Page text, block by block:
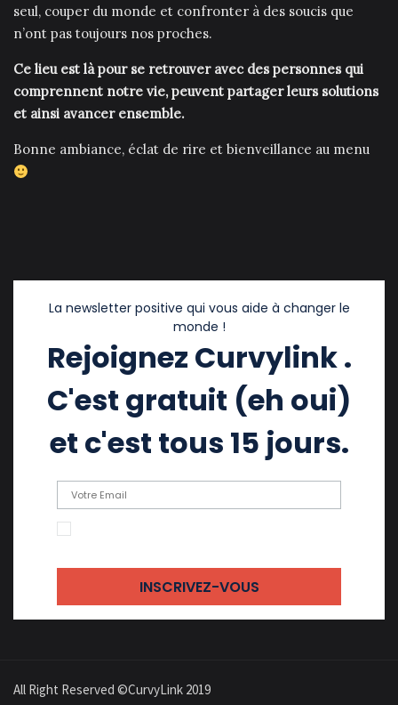
seul, couper du monde et confronter à des soucis que
n’ont pas toujours nos proches.
Ce lieu est là pour se retrouver avec des personnes qui
comprennent notre vie, peuvent partager leurs solutions
et ainsi avancer ensemble.
Bonne ambiance, éclat de rire et bienveillance au menu
La newsletter positive qui vous aide à changer le
monde !
Rejoignez Curvylink .
C'est gratuit (eh oui)
et c'est tous 15 jours.
All Right Reserved ©CurvyLink 2019